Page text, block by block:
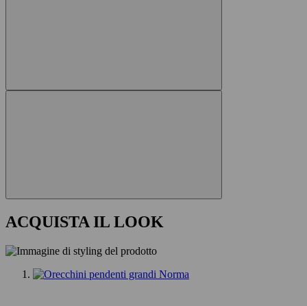
ACQUISTA IL LOOK